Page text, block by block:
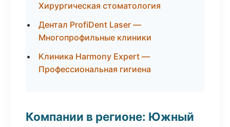
Хирургическая стоматология
Дентал ProfiDent Laser —
Многопрофильные клиники
Клиника Harmony Expert —
Профессиональная гигиена
Компании в регионе: Южный